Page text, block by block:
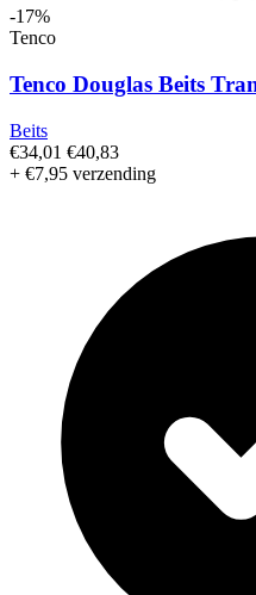
-17%
Tenco
Tenco Douglas Beits
Beits
€34,01 €40,83
+ €7,95 verzending